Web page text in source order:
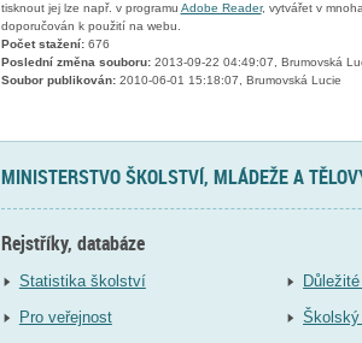
tisknout jej lze např. v programu Adobe Reader, vytvářet v
doporučován k použití na webu.
Počet stažení:676
Poslední změna souboru:2013-09-22 04:49:07, Brumovská
Soubor publikován:2010-06-01 15:18:07, Brumovská Lucie
MINISTERSTVO ŠKOLSTVÍ, MLÁDEŽE A
Rejstříky, databáze
Statistika školství
Pro veřejnost